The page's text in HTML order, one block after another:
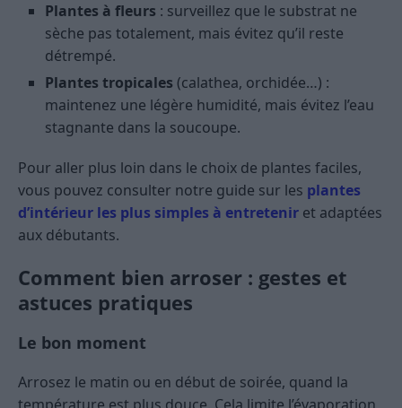
Plantes à fleurs : surveillez que le substrat ne
sèche pas totalement, mais évitez qu’il reste
détrempé.
Plantes tropicales (calathea, orchidée…) :
maintenez une légère humidité, mais évitez l’eau
stagnante dans la soucoupe.
Pour aller plus loin dans le choix de plantes faciles,
vous pouvez consulter notre guide sur les plantes
d’intérieur les plus simples à entretenir et adaptées
aux débutants.
Comment bien arroser : gestes et
astuces pratiques
Le bon moment
Arrosez le matin ou en début de soirée, quand la